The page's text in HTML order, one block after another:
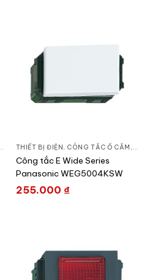
DÒNG WIDE SERIES
THIẾT BỊ ĐIỆN, CÔNG TẮC Ổ CẮM ,
Công tắc E Wide Series
Panasonic WEG5004KSW
255.000 ₫